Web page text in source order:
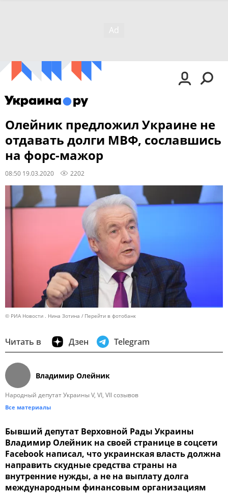
Олейник предложил Украине не
отдавать долги МВФ, сославшись
на форс-мажор
08:50 19.03.2020 2202
© РИА Новости . Нина Зотина Перейти в фотобанк
Читать в Дзен Telegram
Владимир Олейник
Народный депутат Украины V, VI, VII созывов
Все материалы
Бывший депутат Верховной Рады Украины
Владимир Олейник на своей странице в соцсети
Facebook написал, что украинская власть должна
направить скудные средства страны на
внутренние нужды, а не на выплату долга
международным финансовым организациям